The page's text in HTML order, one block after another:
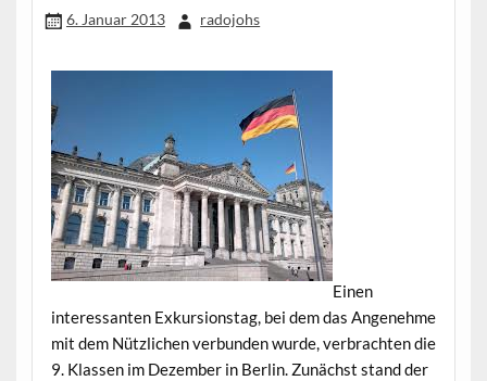
6. Januar 2013 radojohs
Einen
interessanten Exkursionstag, bei dem das Angenehme
mit dem Nützlichen verbunden wurde, verbrachten die
9. Klassen im Dezember in Berlin. Zunächst stand der